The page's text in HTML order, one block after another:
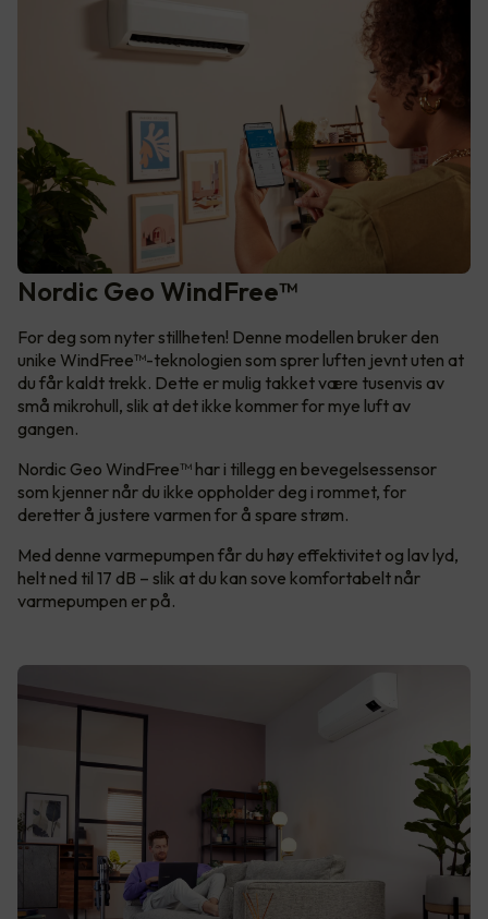
Nordic Geo WindFree™
For deg som nyter stillheten! Denne modellen bruker den
unike WindFree™-teknologien som sprer luften jevnt uten at
du får kaldt trekk. Dette er mulig takket være tusenvis av
små mikrohull, slik at det ikke kommer for mye luft av
gangen.
Nordic Geo WindFree™ har i tillegg en bevegelsessensor
som kjenner når du ikke oppholder deg i rommet, for
deretter å justere varmen for å spare strøm.
Med denne varmepumpen får du høy effektivitet og lav lyd,
helt ned til 17 dB – slik at du kan sove komfortabelt når
varmepumpen er på.